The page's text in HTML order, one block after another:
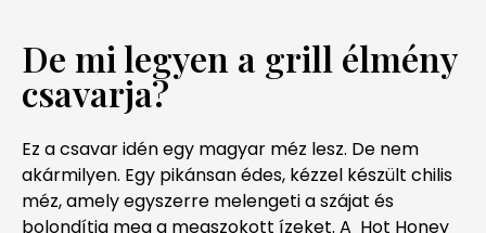
De mi legyen a grill élmény
csavarja?
Ez a csavar idén egy magyar méz lesz. De nem
akármilyen. Egy pikánsan édes, kézzel készült chilis
méz, amely egyszerre melengeti a szájat és
bolondítja meg a megszokott ízeket. A Hot Honey